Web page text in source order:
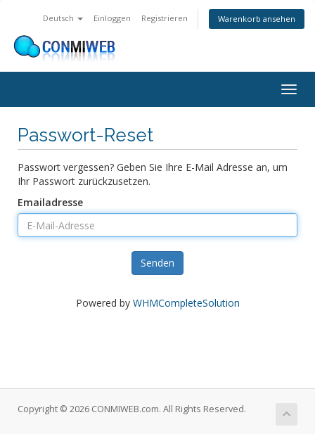
Deutsch Einloggen Registrieren Warenkorb ansehen
ein-/
Passwort-Reset
Passwort vergessen? Geben Sie Ihre E-Mail Adresse an, um
Ihr Passwort zurückzusetzen.
Emailadresse
Senden
Powered by WHMCompleteSolution
Copyright © 2026 CONMIWEB.com. All Rights Reserved.